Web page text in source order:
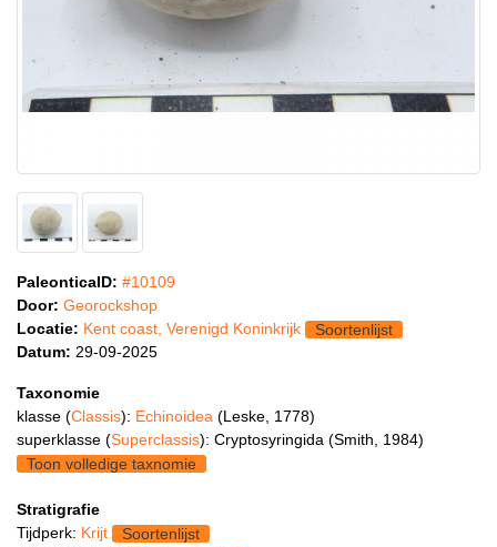
PaleonticaID: #10109
Door: Georockshop
Locatie: Kent coast, Verenigd Koninkrijk
Soortenlijst
Datum: 29-09-2025
Taxonomie
klasse (Classis): Echinoidea (Leske, 1778)
superklasse (Superclassis): Cryptosyringida (Smith, 1984)
Toon volledige taxnomie
Stratigrafie
Tijdperk: Krijt
Soortenlijst